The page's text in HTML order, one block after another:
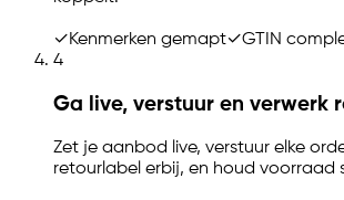
✓Kenmerken gemapt✓GTIN
4
Ga live, verstuur en verwerk
Zet je aanbod live, verstuur elke
retourlabel erbij, en houd voorraad